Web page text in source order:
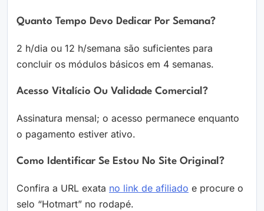
Quanto Tempo Devo Dedicar Por Semana?
2 h/dia ou 12 h/semana são suficientes para
concluir os módulos básicos em 4 semanas.
Acesso Vitalício Ou Validade Comercial?
Assinatura mensal; o acesso permanece enquanto
o pagamento estiver ativo.
Como Identificar Se Estou No Site Original?
Confira a URL exata no link de afiliado e procure o
selo “Hotmart” no rodapé.